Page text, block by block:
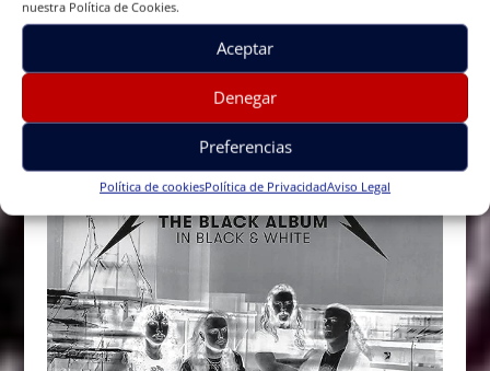
nuestra Política de Cookies.
Aceptar
Denegar
Preferencias
Política de cookiesPolítica de PrivacidadAviso Legal